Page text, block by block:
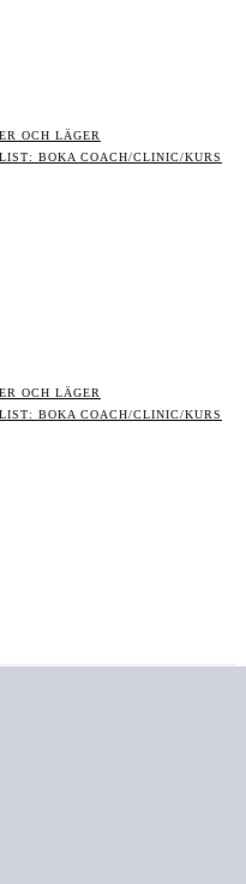
OCH LÄGER
BOKA COACH/CLINIC/KURS
OCH LÄGER
BOKA COACH/CLINIC/KURS